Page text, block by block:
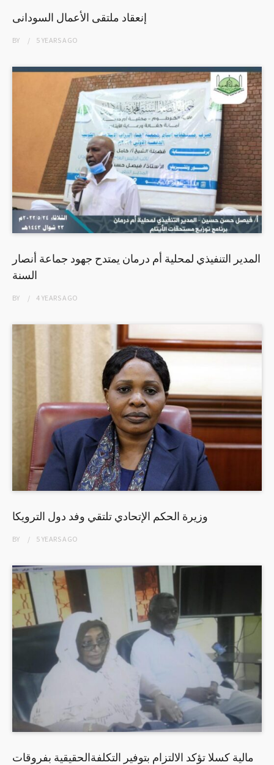
إنعقاد ملتقى الأعمال السودانى
BY 5 YEARSAGO
المدير التنفيذي لمحلية أم درمان يمتدح جهود جماعة أنصار
السنة
BY 4 YEARSAGO
وزيرة الحكم الإتحادي تلتقي وفد دول الترويكا
BY 5 YEARSAGO
مالية كسلا تؤكد الالتزام بتوفير التكلفةالحقيقية بفروقات